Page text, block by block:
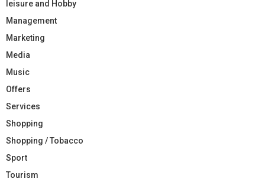
leisure and Hobby
Management
Marketing
Media
Music
Offers
Services
Shopping
Shopping / Tobacco
Sport
Tourism